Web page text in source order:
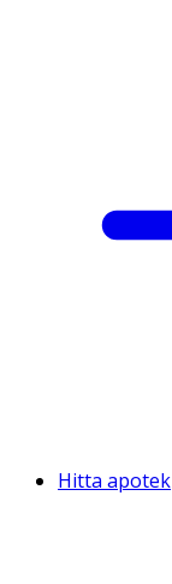
Hitta apotek